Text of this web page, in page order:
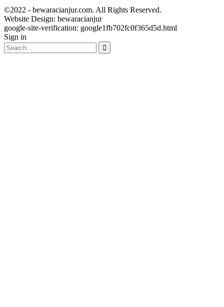
©2022 - bewaracianjur.com. All Rights Reserved.
Website Design: bewaracianjur
google-site-verification: google1fb702fc0f365d5d.html
Sign in